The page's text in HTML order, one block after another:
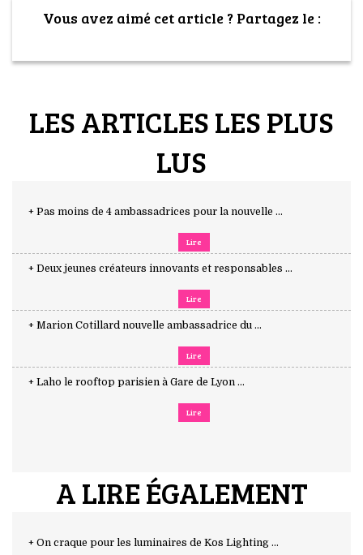
Vous avez aimé cet article ? Partagez le :
LES ARTICLES LES PLUS
LUS
+ Pas moins de 4 ambassadrices pour la nouvelle ...
Lire
+ Deux jeunes créateurs innovants et responsables ...
Lire
+ Marion Cotillard nouvelle ambassadrice du ...
Lire
+ Laho le rooftop parisien à Gare de Lyon ...
Lire
A LIRE ÉGALEMENT
+ On craque pour les luminaires de Kos Lighting ...